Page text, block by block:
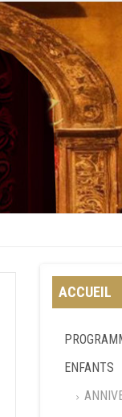
ACCUEIL
ENFANTS